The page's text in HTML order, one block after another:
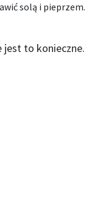
solą i pieprzem.
jest to konieczne.